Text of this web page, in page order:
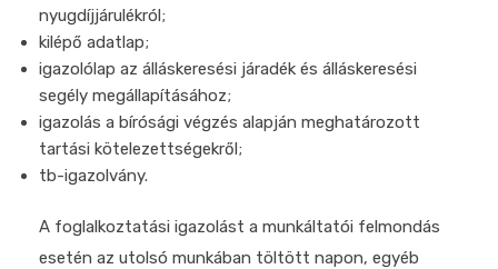
nyugdíjjárulékról;
kilépő adatlap;
igazolólap az álláskeresési járadék és álláskeresési
segély megállapításához;
igazolás a bírósági végzés alapján meghatározott
tartási kötelezettségekről;
tb-igazolvány.
A foglalkoztatási igazolást a munkáltatói felmondás
esetén az utolsó munkában töltött napon, egyéb